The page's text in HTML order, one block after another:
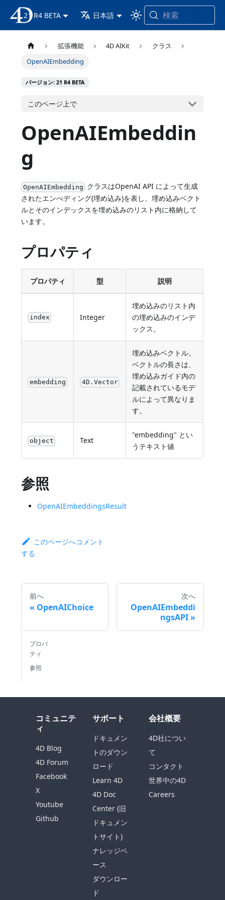
4D ドキュメンテーション
21 R4 BETA 日本語 検索
拡張機能 4D AIKit
クラス
OpenAIEmbedding
バージョン: 21 R4 BETA
このページ上で
OpenAIEmbeddin
g
OpenAIEmbedding クラスはOpenAI API によって生成
されたエンべディング(埋め込み)を表し、埋め込みベクト
ルとそのインデックスを埋め込みのリスト内に格納して
います。
プロパティ
プロパティ 型 説明
index Integer
埋め込みのリスト内
の埋め込みのインデ
ックス。
embedding 4D.Vector
埋め込みベクトル。
ベクトルの長さは、
埋め込みガイド内の
記載されているモデ
ルによって異なりま
す。
object Text
"embedding" とい
うテキスト値
参照
OpenAIEmbeddingsResult
このページへコメント
する
前へ
OpenAIChoice
次へ
OpenAIEmbeddi
ngsAPI
プロパ
ティ
参照
コミュニテ
ィ
4D Blog
4D Forum
Facebook
X
Youtube
Github
サポート
ドキュメン
トのダウン
ロード
Learn 4D
4D Doc
Center (旧
ドキュメン
トサイト)
ナレッジベ
ース
ダウンロー
ド
会社概要
4D社につい
て
コンタクト
世界中の4D
Careers